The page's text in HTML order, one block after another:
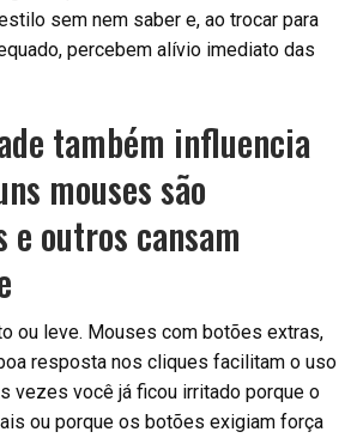
sem nem saber e, ao trocar para
percebem alívio imediato das
também influencia
mouses são
outros cansam
ou leve. Mouses com botões extras,
resposta nos cliques facilitam o uso
vezes você já ficou irritado porque o
ou porque os botões exigiam força